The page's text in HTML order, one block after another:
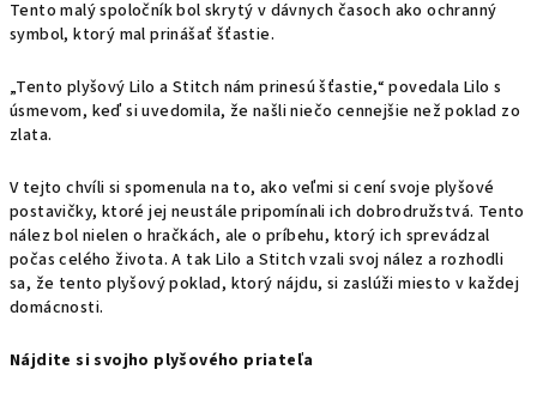
Tento malý spoločník bol skrytý v dávnych časoch ako ochranný
symbol, ktorý mal prinášať šťastie.
„Tento plyšový Lilo a Stitch nám prinesú šťastie,“ povedala Lilo s
úsmevom, keď si uvedomila, že našli niečo cennejšie než poklad zo
zlata.
V tejto chvíli si spomenula na to, ako veľmi si cení svoje plyšové
postavičky, ktoré jej neustále pripomínali ich dobrodružstvá. Tento
nález bol nielen o hračkách, ale o príbehu, ktorý ich sprevádzal
počas celého života. A tak Lilo a Stitch vzali svoj nález a rozhodli
sa, že tento plyšový poklad, ktorý nájdu, si zaslúži miesto v každej
domácnosti.
Nájdite si svojho plyšového priateľa